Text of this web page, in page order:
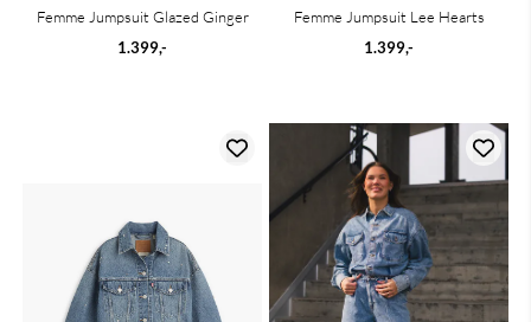
Femme Jumpsuit Glazed Ginger
1.399,-
Femme Jumpsuit Lee Hearts
1.399,-